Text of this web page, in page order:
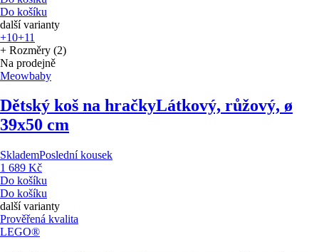
Do košíku
další varianty
+10+11
+ Rozměry (2)
Na prodejně
Meowbaby
Dětský koš na hračkyLátkový, růžový, ø
39x50 cm
SklademPoslední kousek
1 689 Kč
Do košíku
Do košíku
další varianty
Prověřená kvalita
LEGO®